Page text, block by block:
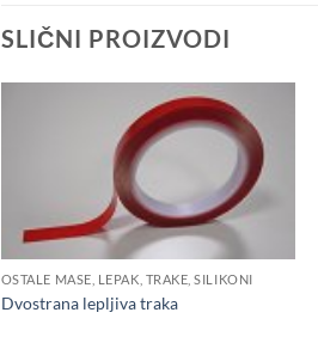
SLIČNI PROIZVODI
OSTALE MASE, LEPAK, TRAKE, SILIKONI
Dvostrana lepljiva traka